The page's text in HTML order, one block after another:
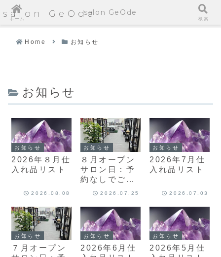
salon GeOde
Home お知らせ
お知らせ
お知らせ
2026年８月仕
入れ品リスト
2026.08.08
お知らせ
８月オープン
サロン日：予
約なしでご来
店いただけま
2026.07.25
お知らせ
2026年7月仕
入れ品リスト
2026.07.03
お知らせ
７月オープン
お知らせ
2026年6月仕
お知らせ
2026年5月仕
ホーム
salon GeOde
検索